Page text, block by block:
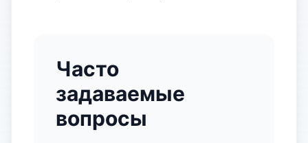
Часто
задаваемые
вопросы